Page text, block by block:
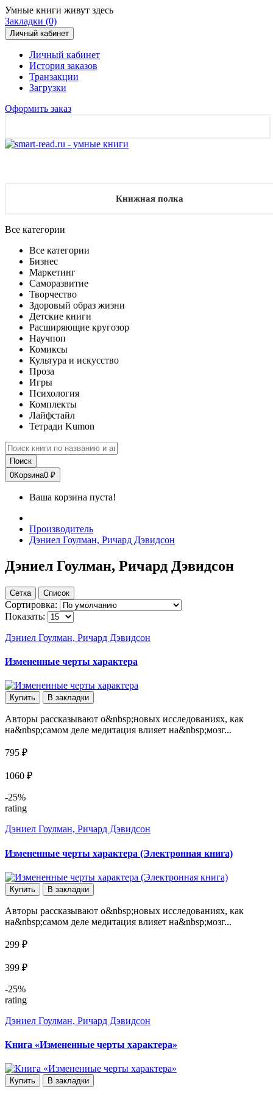
Умные книги живут здесь
Закладки (0)
Личный кабинет
Личный кабинет
История заказов
Транзакции
Загрузки
Оформить заказ
Книжная полка
Все категории
Все категории
Бизнес
Маркетинг
Саморазвитие
Творчество
Здоровый образ жизни
Детские книги
Расширяющие кругозор
Научпоп
Комиксы
Культура и искусство
Проза
Игры
Психология
Комплекты
Лайфстайл
Тетради Kumon
Поиск
0Корзина0 ₽
Ваша корзина пуста!
Производитель
Дэниел Гоулман, Ричард Дэвидсон
Дэниел Гоулман, Ричард Дэвидсон
Сетка Список
Сортировка:
Показать:
Дэниел Гоулман, Ричард Дэвидсон
Измененные черты характера
Купить В закладки
Авторы рассказывают о&nbsp;новых исследованиях, как
на&nbsp;самом деле медитация влияет на&nbsp;мозг...
795 ₽
1060 ₽
-25%
rating
Дэниел Гоулман, Ричард Дэвидсон
Измененные черты характера (Электронная книга)
Купить В закладки
Авторы рассказывают о&nbsp;новых исследованиях, как
на&nbsp;самом деле медитация влияет на&nbsp;мозг...
299 ₽
399 ₽
-25%
rating
Дэниел Гоулман, Ричард Дэвидсон
Книга «Измененные черты характера»
Купить В закладки